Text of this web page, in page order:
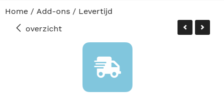
Home / Add-ons / Levertijd
overzicht